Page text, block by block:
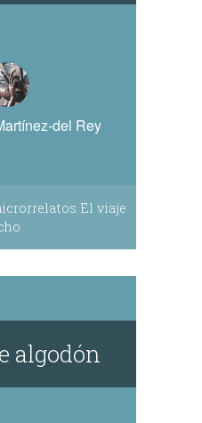
del Rey
El viaje
algodón